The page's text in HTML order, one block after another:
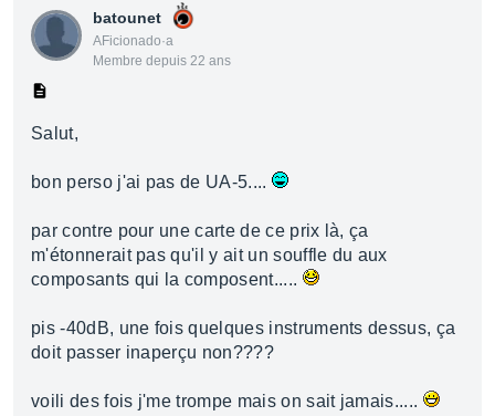
batounet
AFicionado·a
Membre depuis 22 ans
Salut,
bon perso j'ai pas de UA-5....
par contre pour une carte de ce prix là, ça
m'étonnerait pas qu'il y ait un souffle du aux
composants qui la composent.....
pis -40dB, une fois quelques instruments dessus, ça
doit passer inaperçu non????
voili des fois j'me trompe mais on sait jamais.....